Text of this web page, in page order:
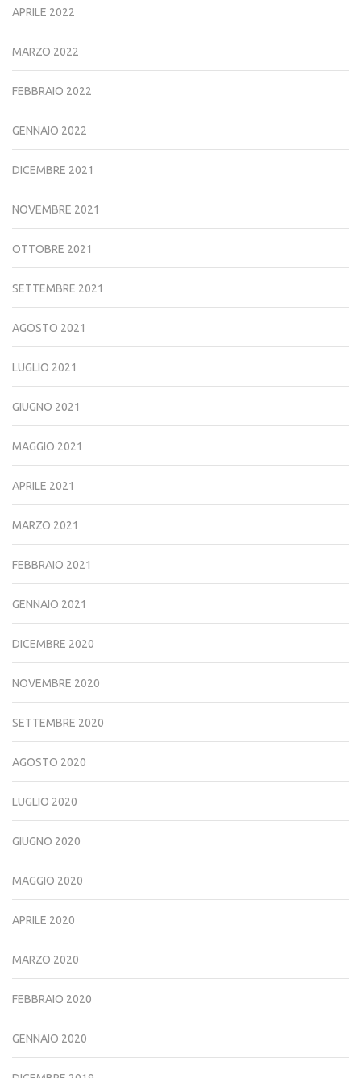
APRILE 2022
MARZO 2022
FEBBRAIO 2022
GENNAIO 2022
DICEMBRE 2021
NOVEMBRE 2021
OTTOBRE 2021
SETTEMBRE 2021
AGOSTO 2021
LUGLIO 2021
GIUGNO 2021
MAGGIO 2021
APRILE 2021
MARZO 2021
FEBBRAIO 2021
GENNAIO 2021
DICEMBRE 2020
NOVEMBRE 2020
SETTEMBRE 2020
AGOSTO 2020
LUGLIO 2020
GIUGNO 2020
MAGGIO 2020
APRILE 2020
MARZO 2020
FEBBRAIO 2020
GENNAIO 2020